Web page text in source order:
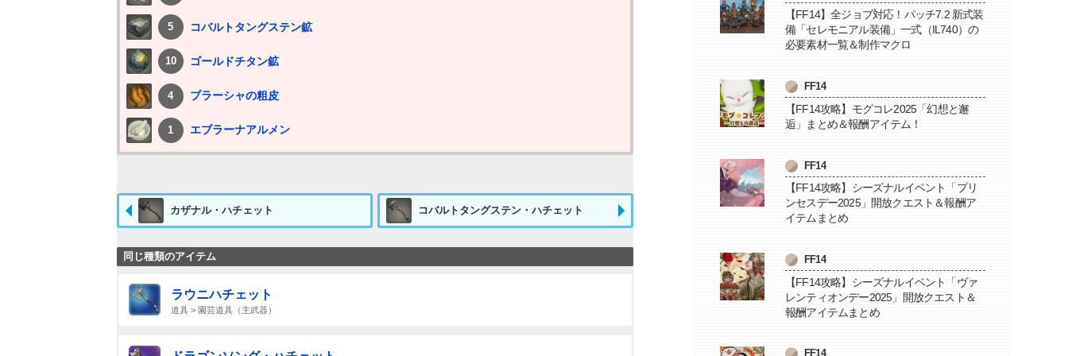
5 コバルトタングステン鉱
10 ゴールドチタン鉱
4 ブラーシャの粗皮
1 エブラーナアルメン
カザナル・ハチェット コバルトタングステン・ハチェット
同じ種類のアイテム
ラウニハチェット
道具 > 園芸道具（主武器）
【FF14】全ジョブ対応！パッチ7.2 新式装
備「セレモニアル装備」一式（IL740）の
必要素材一覧＆制作マクロ
FF14
【FF14攻略】モグコレ2025「幻想と邂
逅」まとめ＆報酬アイテム！
FF14
【FF14攻略】シーズナルイベント「プリ
ンセスデー2025」開放クエスト＆報酬ア
イテムまとめ
FF14
【FF14攻略】シーズナルイベント「ヴァ
レンティオンデー2025」開放クエスト＆
報酬アイテムまとめ